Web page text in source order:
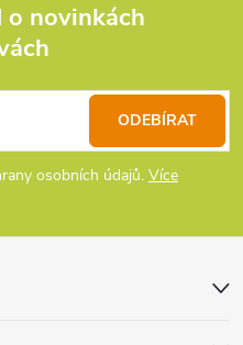
o novinkách
osobních údajů. Více
ODEBÍRAT